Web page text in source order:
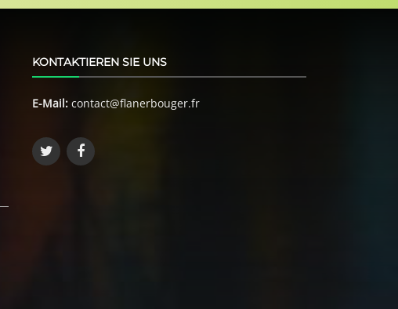
KONTAKTIEREN SIE UNS
E-Mail: contact@flanerbouger.fr